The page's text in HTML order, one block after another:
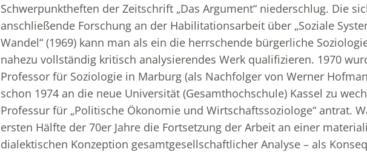
Schwerpunktheften der Zeitschrift „Das Argument“ niederschlug. Die
anschließende Forschung an der Habilitationsarbeit über „Soziale
Wandel“ (1969) kann man als ein die herrschende bürgerliche
nahezu vollständig kritisch analysierendes Werk qualifizieren. 1970
Professor für Soziologie in Marburg (als Nachfolger von Werner
schon 1974 an die neue Universität (Gesamthochschule) Kassel zu
Professur für „Politische Ökonomie und Wirtschaftssoziologe“ antrat.
ersten Hälfte der 70er Jahre die Fortsetzung der Arbeit an einer
dialektischen Konzeption gesamtgesellschaftlicher Analyse – als